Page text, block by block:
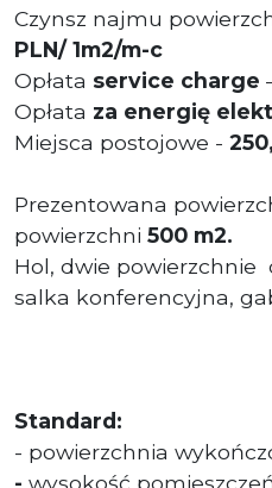
Czynsz najmu
PLN/ 1m2/m-c
Opłata service charge
Opłata za energię
Miejsca postojowe -
Prezentowana
powierzchni 500 m2.
Hol, dwie powierzchnie
salka konferencyjna,
Standard:
- powierzchnia
- wysokość